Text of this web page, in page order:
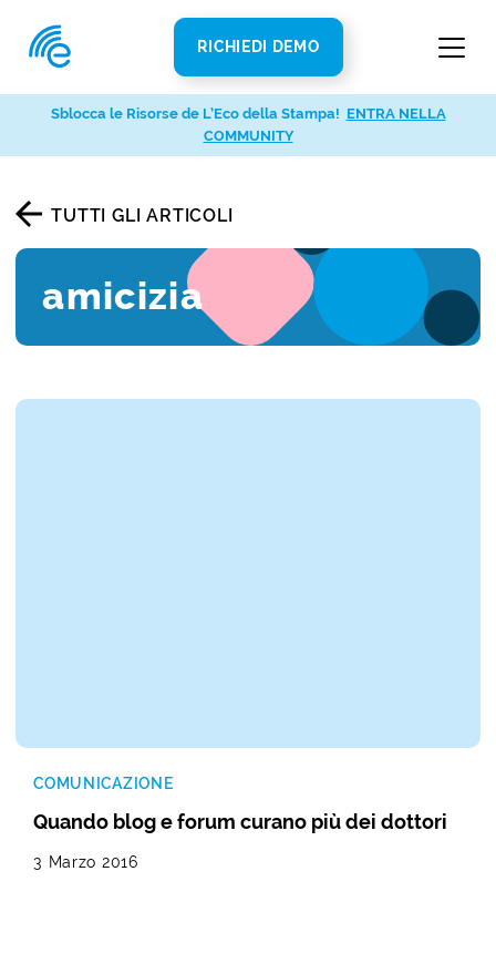
RICHIEDI DEMO
TUTTI GLI ARTICOLI
amicizia
COMUNICAZIONE
Quando blog e forum curano più dei dottori
3 Marzo 2016
Sblocca le Risorse de L’Eco della Stampa! ENTRA NELLA
COMMUNITY